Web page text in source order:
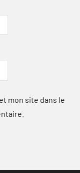
mon site dans le